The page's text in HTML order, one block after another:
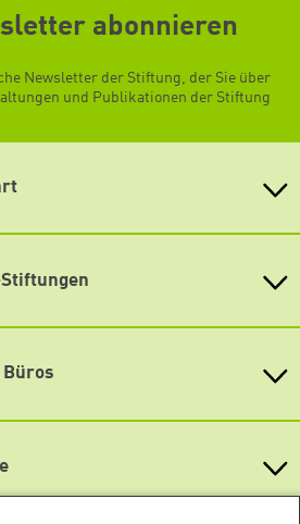
abonnieren
Newsletter der Stiftung, der Sie über
und Publikationen der Stiftung
in den
- Kambodscha